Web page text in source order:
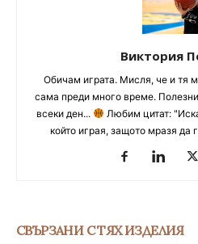
Виктория
Обичам играта. Мисля, че и тя
сама преди много време.
всеки ден...
Любим цитат:
който играя, защото мразя да
СВЪРЗАНИ С ТЯХ ИЗДЕЛИЯ